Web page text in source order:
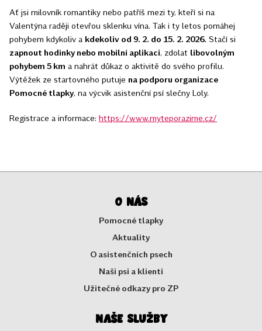
Ať jsi milovník romantiky nebo patříš mezi ty, kteří si na
Valentýna raději otevřou sklenku vína. Tak i ty letos pomáhej
pohybem kdykoliv a kdekoliv od 9. 2. do 15. 2. 2026. Stačí si
zapnout hodinky nebo mobilní aplikaci, zdolat libovolným
pohybem 5 km a nahrát důkaz o aktivitě do svého profilu.
Výtěžek ze startovného putuje na podporu organizace
Pomocné tlapky, na výcvik asistenční psí slečny Loly.
Registrace a informace: https://www.myteporazime.cz/
O nás
Pomocné tlapky
Aktuality
O asistenčních psech
Naši psi a klienti
Užitečné odkazy pro ZP
Naše služby